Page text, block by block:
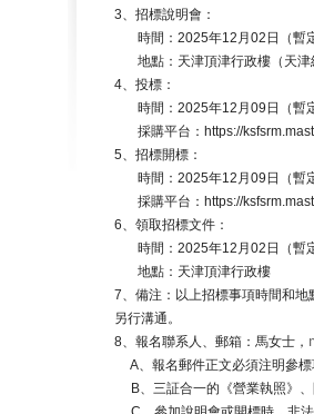
3、招標說明會：
時間： 2025年12 月 02 日（暫
地點：天津頂津行政樓（天
4、投標：
時間： 2025年12 月 09 日（暫
採購平台： https://
5、招標開標：
時間： 2025年12 月 09 日（暫
採購平台： https://
6、領取招標文件：
時間： 2025年12 月 02 日（暫
地點：天津頂津行政樓
7、備注：以上招標事項時間和
另行溝通。
8、報名聯系人、郵箱：馬女士，
A、報名郵件正文必須注明參
B、三証合一的《營業執照》